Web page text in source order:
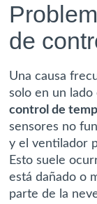
de
Una causa
solo en un
control de
sensores no
y el ventilador
Esto suele
está dañado o
parte de la